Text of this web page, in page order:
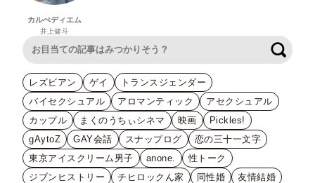
カルぺディエム
井上健斗
レズビアン ゲイ
トランスジェンダー
バイセクシュアル
アロマンティック
アセクシュアル
カップル
まくのうちぃシネマ 映画
Pickles!
gAytoZ
GAY会話 スナップログ
恋の三十一文字
東京アイスクリーム男子
anone.
性トーク
ジブンヒストリー
チヒロックん家 同性婚
友情結婚